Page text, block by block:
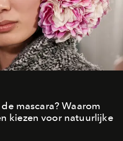
mascara? Waarom
kiezen voor natuurlijke